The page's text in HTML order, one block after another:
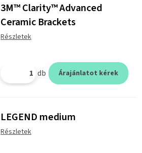
3M™ Clarity™ Advanced
Ceramic Brackets
Részletek
db Árajánlatot kérek
LEGEND medium
Részletek